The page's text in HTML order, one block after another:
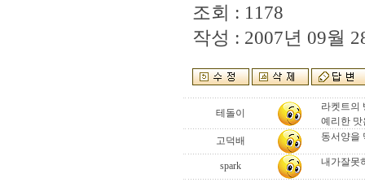
조회 : 1178
작성 : 2007년 09월
테돌이
라켓트의
예리한 맛
고덕배
동서양을
spark 내가잘못